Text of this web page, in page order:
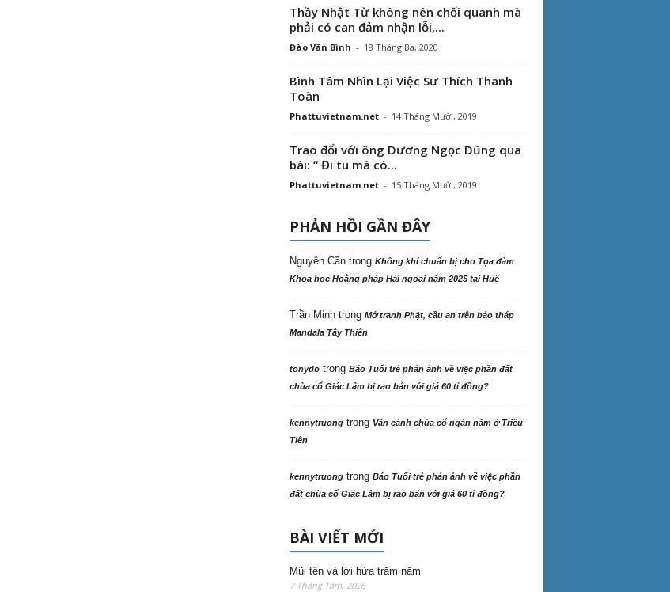
Thầy Nhật Từ không nên chối quanh mà
phải có can đảm nhận lỗi,...
Đào Văn Bình - 18 Tháng Ba, 2020
Bình Tâm Nhìn Lại Việc Sư Thích Thanh
Toàn
Phattuvietnam.net - 14 Tháng Mười, 2019
Trao đổi với ông Dương Ngọc Dũng qua
bài: “ Đi tu mà có...
Phattuvietnam.net - 15 Tháng Mười, 2019
PHẢN HỒI GẦN ĐÂY
Nguyên Cầntrong Không khí chuẩn bị cho Tọa đàm
Khoa học Hoằng pháp Hải ngoại năm 2025 tại Huế
Trần Minhtrong Mở tranh Phật, cầu an trên bảo tháp
Mandala Tây Thiên
tonydotrong Báo Tuổi trẻ phản ảnh về việc phần đất
chùa cổ Giác Lâm bị rao bán với giá 60 tỉ đồng?
kennytruongtrong Vãn cảnh chùa cổ ngàn năm ở Triều
Tiên
kennytruongtrong Báo Tuổi trẻ phản ảnh về việc phần
đất chùa cổ Giác Lâm bị rao bán với giá 60 tỉ đồng?
BÀI VIẾT MỚI
Mũi tên và lời hứa trăm năm
7 Tháng Tám, 2026